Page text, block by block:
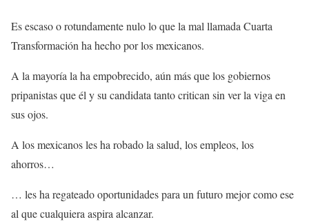
Es escaso o rotundamente nulo lo que la mal llamada Cuarta
Transformación ha hecho por los mexicanos.
A la mayoría la ha empobrecido, aún más que los gobiernos
pripanistas que él y su candidata tanto critican sin ver la viga en
sus ojos.
A los mexicanos les ha robado la salud, los empleos, los
ahorros…
… les ha regateado oportunidades para un futuro mejor como ese
al que cualquiera aspira alcanzar.